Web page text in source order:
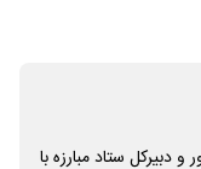
دبیرکل ستاد مبارزه با